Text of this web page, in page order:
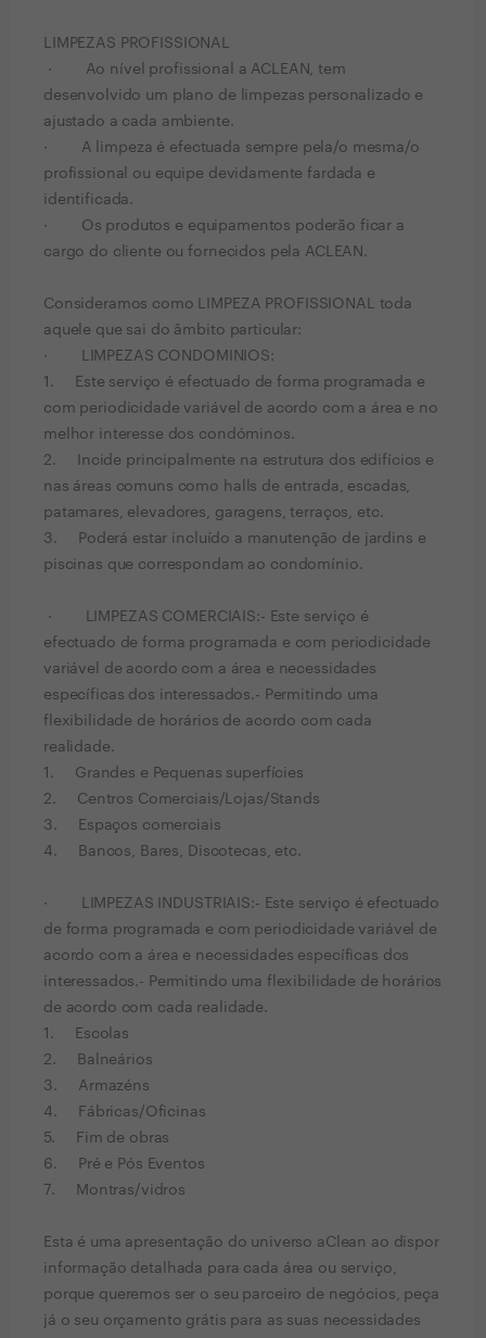
LIMPEZAS PROFISSIONAL
· Ao nível profissional a ACLEAN, tem
desenvolvido um plano de limpezas personalizado e
ajustado a cada ambiente.
· A limpeza é efectuada sempre pela/o mesma/o
profissional ou equipe devidamente fardada e
identificada.
· Os produtos e equipamentos poderão ficar a
cargo do cliente ou fornecidos pela ACLEAN.
Consideramos como LIMPEZA PROFISSIONAL toda
aquele que sai do âmbito particular:
· LIMPEZAS CONDOMINIOS:
1. Este serviço é efectuado de forma programada e
com periodicidade variável de acordo com a área e no
melhor interesse dos condóminos.
2. Incide principalmente na estrutura dos edifícios e
nas áreas comuns como halls de entrada, escadas,
patamares, elevadores, garagens, terraços, etc.
3. Poderá estar incluído a manutenção de jardins e
piscinas que correspondam ao condomínio.
· LIMPEZAS COMERCIAIS:- Este serviço é
efectuado de forma programada e com periodicidade
variável de acordo com a área e necessidades
específicas dos interessados.- Permitindo uma
flexibilidade de horários de acordo com cada
realidade.
1. Grandes e Pequenas superfícies
2. Centros Comerciais/Lojas/Stands
3. Espaços comerciais
4. Bancos, Bares, Discotecas, etc.
· LIMPEZAS INDUSTRIAIS:- Este serviço é efectuado
de forma programada e com periodicidade variável de
acordo com a área e necessidades específicas dos
interessados.- Permitindo uma flexibilidade de horários
de acordo com cada realidade.
1. Escolas
2. Balneários
3. Armazéns
4. Fábricas/Oficinas
5. Fim de obras
6. Pré e Pós Eventos
7. Montras/vidros
Esta é uma apresentação do universo aClean ao dispor
informação detalhada para cada área ou serviço,
porque queremos ser o seu parceiro de negócios, peça
já o seu orçamento grátis para as suas necessidades